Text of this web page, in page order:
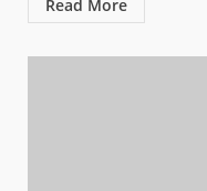
Read More